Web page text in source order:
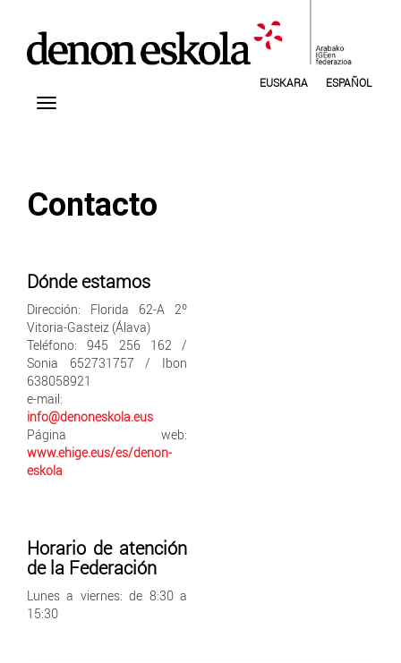
EUSKARA ESPAÑOL
Contacto
Dónde estamos
Dirección: Florida 62-A 2º
Vitoria-Gasteiz (Álava)
Teléfono: 945 256 162 /
Sonia 652731757 / Ibon
638058921
e-mail:
info@denoneskola.eus
Página web:
www.ehige.eus/es/denon-
eskola
Horario de atención
de la Federación
Lunes a viernes: de 8:30 a
15:30